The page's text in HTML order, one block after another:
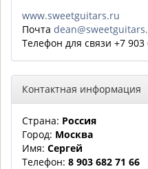
www.sweetguitars.ru
Почта
Телефон для связи +7
Контактная информация
Страна: Россия
Город: Москва
Имя: Сергей
Телефон: 8 903 682 71 66